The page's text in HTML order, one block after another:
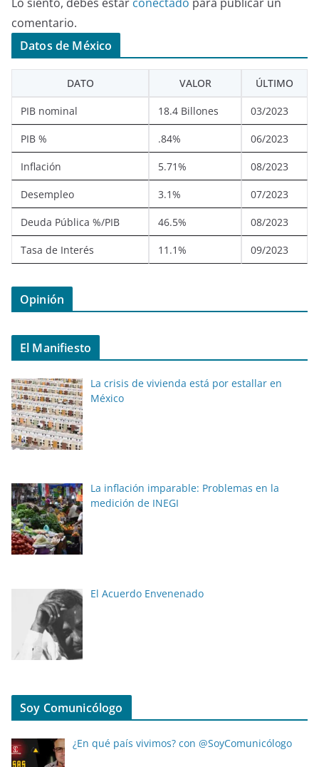
comentario.
Datos de México
DATO VALOR ÚLTIMO
PIB nominal 18.4 Billones 03/2023
PIB % .84% 06/2023
Inflación 5.71% 08/2023
Desempleo 3.1% 07/2023
Deuda Pública %/PIB 46.5% 08/2023
Tasa de Interés 11.1% 09/2023
Opinión
El Manifiesto
La crisis de vivienda está por estallar en
México
La inflación imparable: Problemas en la
medición de INEGI
El Acuerdo Envenenado
Soy Comunicólogo
¿En qué país vivimos? con @SoyComunicólogo